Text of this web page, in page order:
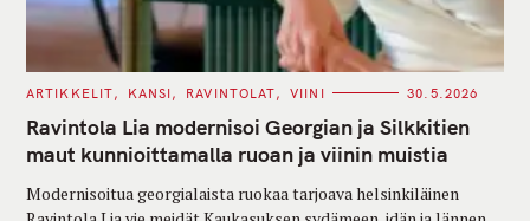
C
T
E
G
O
I
ARTIKKELIT KANSI RAVINTOLAT VIINI 30.5.2026
Ravintola Lia modernisoi Georgian ja Silkkitien
maut kunnioittamalla ruoan ja viinin muistia
Modernisoitua georgialaista ruokaa tarjoava helsinkiläinen